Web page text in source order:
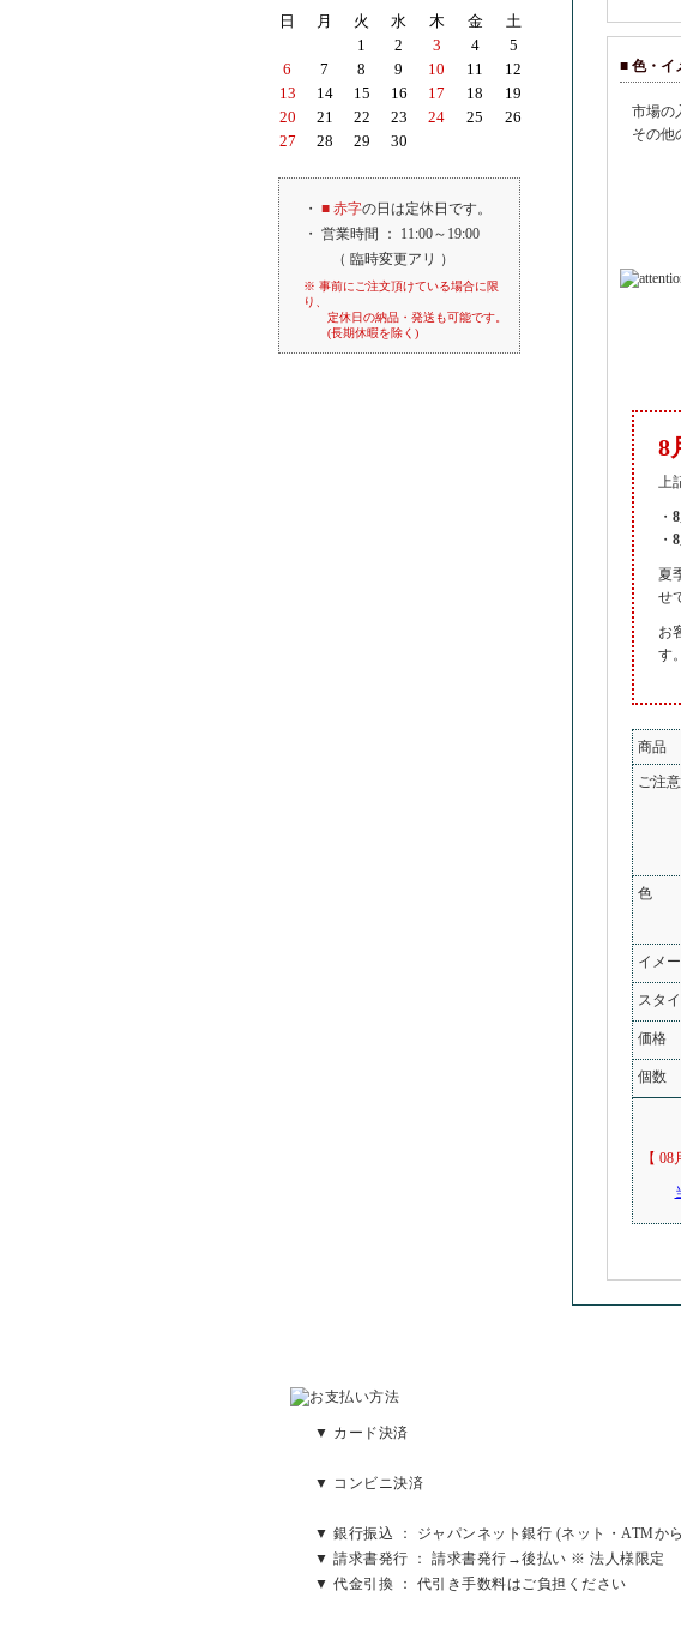
■ 色・イ
市場の
その他
8
上
・
・
夏
せ
お
す。
商品
ご注意
色
イメ
スタ
価格
個数
【
日 月 火 水 木 金
土
1
2 3 4
5
6
7 8 9 10 11
12
13
14 15 16 17 18
19
20
21 22 23 24 25
26
27
28 29 30
・ ■ 赤字の日は定休日です。
・ 営業時間 ： 11:00～19:00
（ 臨時変更アリ ）
※ 事前にご注文頂けている場合に限
り、
定休日の納品・発送も可能です。
(長期休暇を除く)
▼ カード決済
▼ コンビニ決済
▼ 銀行振込 ： ジャパンネット銀行 (ネット・ATMか
▼ 請求書発行 ： 請求書発行→後払い ※ 法人様限定
▼ 代金引換 ： 代引き手数料はご負担ください